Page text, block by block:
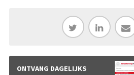
ONTVANG DAGELIJKS